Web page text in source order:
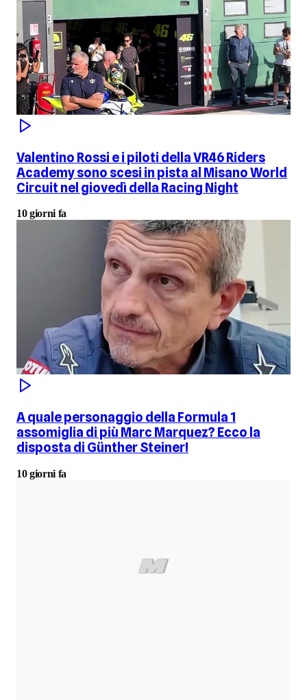
Valentino Rossi e i piloti della VR46 Riders
Academy sono scesi in pista al Misano World
Circuit nel giovedì della Racing Night
10 giorni fa
A quale personaggio della Formula 1
assomiglia di più Marc Marquez? Ecco la
disposta di Günther Steiner!
10 giorni fa